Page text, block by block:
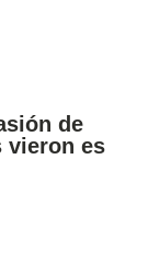
de
vieron es